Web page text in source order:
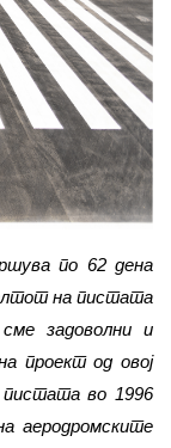
по 62 дена
на пистата
задоволни и
проект од овој
пистата во 1996
аеродромските